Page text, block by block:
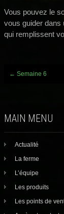
Vous pouvez le
vous guider dans
qui remplissent
Post
← Semaine 6
MAIN MENU
Actualité
La ferme
L’équipe
Les produits
Les points de